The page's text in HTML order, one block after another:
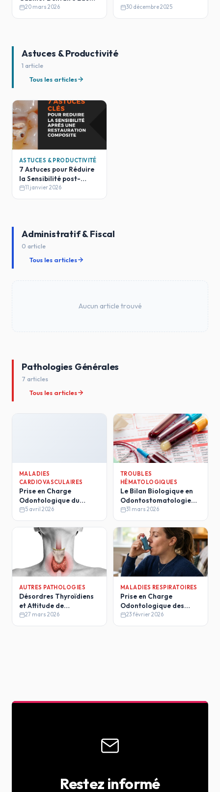
Distillée vs Eau
Déminéralisée
20 mars 2026 30 décembre 2025
Astuces & Productivité
1 article
Tous les articles
ASTUCES & PRODUCTIVITÉ
7 Astuces pour Réduire
la Sensibilité post-
Composite
11 janvier 2026
Administratif & Fiscal
0 article
Tous les articles
Aucun article trouvé
Pathologies Générales
7 articles
Tous les articles
MALADIES
CARDIOVASCULAIRES
Prise en Charge
Odontologique du
Patient Hypertendu
5 avril 2026
TROUBLES
HÉMATOLOGIQUES
Le Bilan Biologique en
Odontostomatologie
Intérêt et Interprétation
31 mars 2026
AUTRES PATHOLOGIES
Désordres Thyroïdiens
et Attitude de
l'Odontologiste
27 mars 2026
MALADIES RESPIRATOIRES
Prise en Charge
Odontologique des
Patients Asthmatiques
23 février 2026
Restez informé